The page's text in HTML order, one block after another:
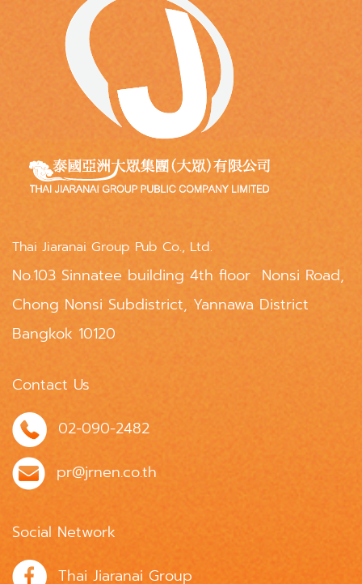
Thai Jiaranai Group Pub Co., Ltd.
No.103 Sinnatee building 4th floor Nonsi Road,
Chong Nonsi Subdistrict, Yannawa District
Bangkok 10120
Contact Us
02-090-2482
pr@jrnen.co.th
Social Network
Thai Jiaranai Group